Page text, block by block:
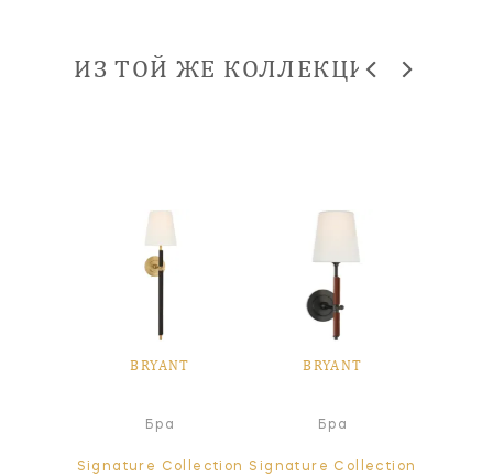
ИЗ ТОЙ ЖЕ КОЛЛЕКЦИИ
BRYANT
Бра
Signature Collection
BRYANT
Бра
Signature Collection